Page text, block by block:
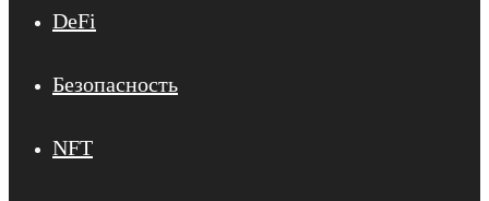
DeFi
Безопасность
NFT